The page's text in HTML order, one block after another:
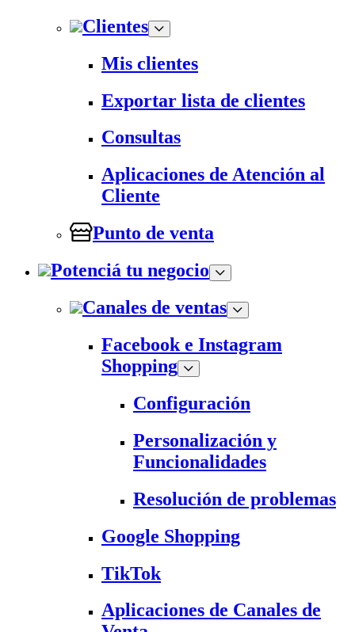
Clientes
Mis clientes
Exportar lista de clientes
Consultas
Aplicaciones de Atención al
Cliente
Punto de venta
Potenciá tu negocio
Canales de ventas
Facebook e Instagram
Shopping
Configuración
Personalización y
Funcionalidades
Resolución de problemas
Google Shopping
TikTok
Aplicaciones de Canales de